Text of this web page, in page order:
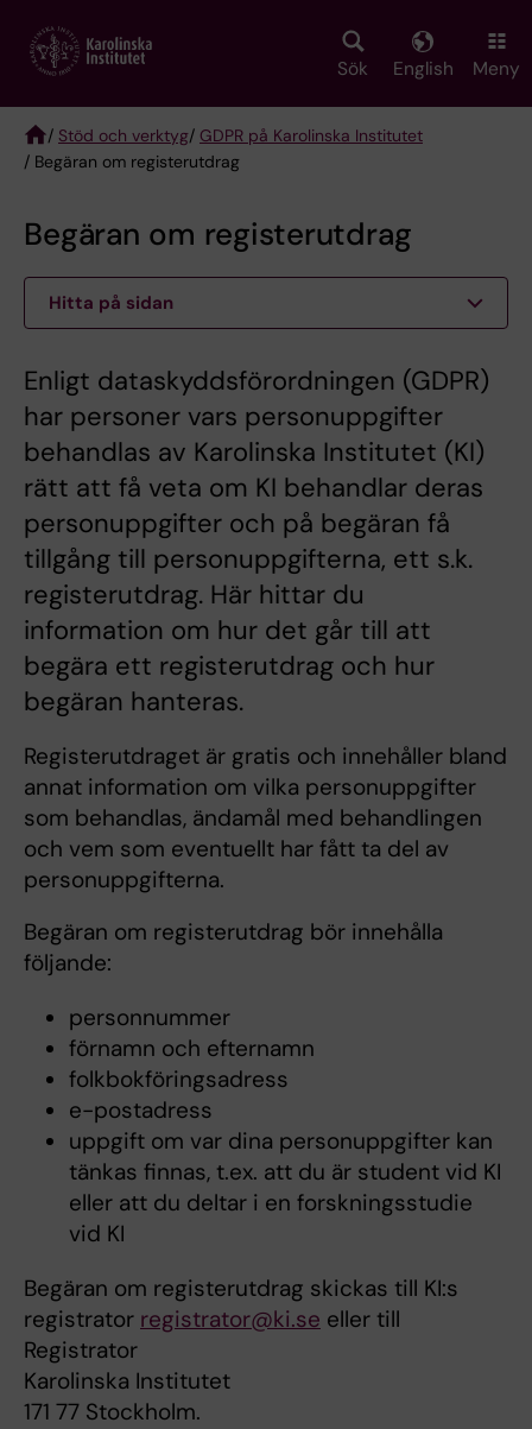
main
Sök English Meny
Breadcrumb
/ Stöd och verktyg/ GDPR på Karolinska Institutet
/ Begäran om registerutdrag
Begäran om registerutdrag
Hitta på sidan
Enligt dataskyddsförordningen (GDPR)
har personer vars personuppgifter
behandlas av Karolinska Institutet (KI)
rätt att få veta om KI behandlar deras
personuppgifter och på begäran få
tillgång till personuppgifterna, ett s.k.
registerutdrag. Här hittar du
information om hur det går till att
begära ett registerutdrag och hur
begäran hanteras.
Registerutdraget är gratis och innehåller bland
annat information om vilka personuppgifter
som behandlas, ändamål med behandlingen
och vem som eventuellt har fått ta del av
personuppgifterna.
Begäran om registerutdrag bör innehålla
följande:
personnummer
förnamn och efternamn
folkbokföringsadress
e-postadress
uppgift om var dina personuppgifter kan
tänkas finnas, t.ex. att du är student vid KI
eller att du deltar i en forskningsstudie
vid KI
Begäran om registerutdrag skickas till KI:s
registrator registrator@ki.se eller till
Registrator
Karolinska Institutet
171 77 Stockholm.